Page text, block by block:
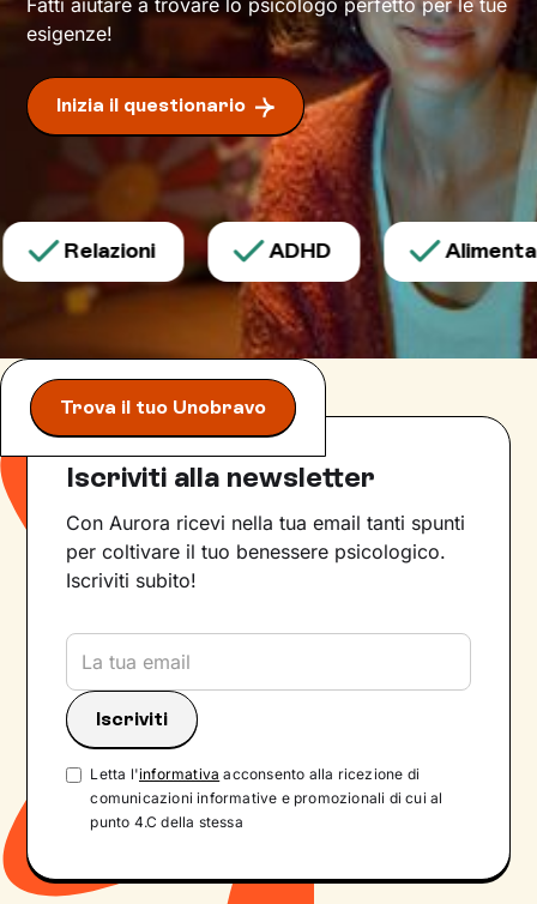
cambiamento
desiderato.
Fatti aiutare a trovare lo psicologo perfetto per le tue
esigenze!
Inizia il questionario
Relazioni ADHD
Trova il tuo Unobravo
Iscriviti alla newsletter
Con Aurora ricevi nella tua email tanti spunti
per coltivare il tuo benessere psicologico.
Iscriviti subito!
Letta l'informativa acconsento alla ricezione di
comunicazioni informative e promozionali di cui al
punto 4.C della stessa